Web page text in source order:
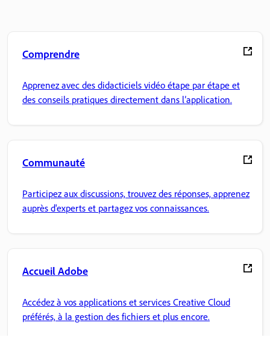
Comprendre
Apprenez avec des didacticiels vidéo étape par étape et
des conseils pratiques directement dans l’application.
Communauté
Participez aux discussions, trouvez des réponses, apprenez
auprès d'experts et partagez vos connaissances.
Accueil Adobe
Accédez à vos applications et services Creative Cloud
préférés, à la gestion des fichiers et plus encore.